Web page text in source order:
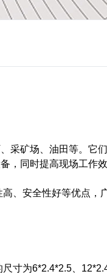
、油田等。它们提
，同时提高现场工作
性好等优点，广泛
、